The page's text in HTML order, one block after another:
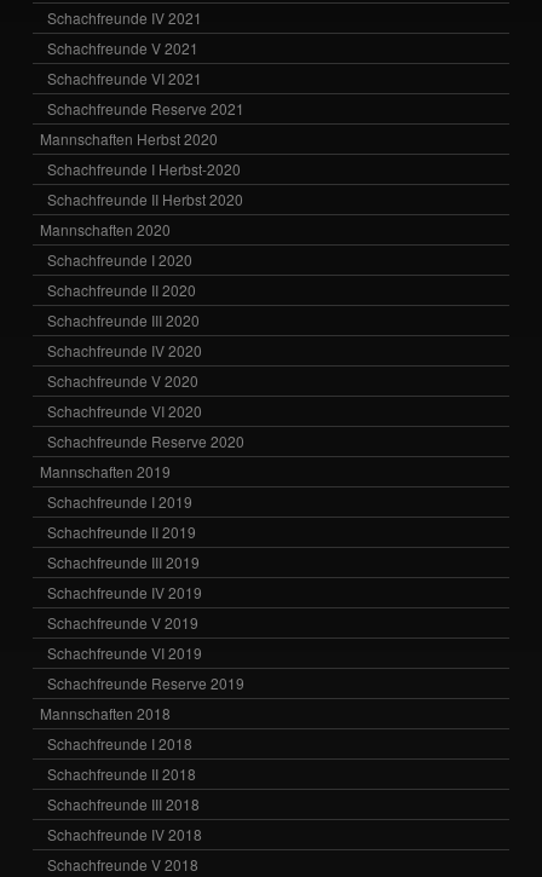
Schachfreunde IV 2021
Schachfreunde V 2021
Schachfreunde VI 2021
Schachfreunde Reserve 2021
Mannschaften Herbst 2020
Schachfreunde I Herbst-2020
Schachfreunde II Herbst 2020
Mannschaften 2020
Schachfreunde I 2020
Schachfreunde II 2020
Schachfreunde III 2020
Schachfreunde IV 2020
Schachfreunde V 2020
Schachfreunde VI 2020
Schachfreunde Reserve 2020
Mannschaften 2019
Schachfreunde I 2019
Schachfreunde II 2019
Schachfreunde III 2019
Schachfreunde IV 2019
Schachfreunde V 2019
Schachfreunde VI 2019
Schachfreunde Reserve 2019
Mannschaften 2018
Schachfreunde I 2018
Schachfreunde II 2018
Schachfreunde III 2018
Schachfreunde IV 2018
Schachfreunde V 2018